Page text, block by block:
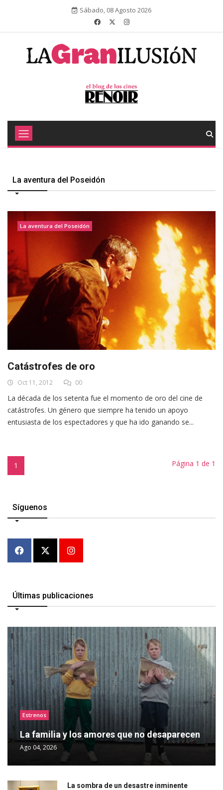
Sábado, 08 Agosto 2026
La aventura del Poseidón
La aventura del Poseidón
Catástrofes de oro
Oct 11, 2012 00
La década de los setenta fue el momento de oro del cine de
catástrofes. Un género que siempre ha tenido un apoyo
entusiasta de los espectadores y que ha ido ganando se...
1 Página 1 de 1
Síguenos
Últimas publicaciones
Estrenos
La familia y los amores que no desaparecen
Ago 04, 2026
La sombra de un desastre inminente